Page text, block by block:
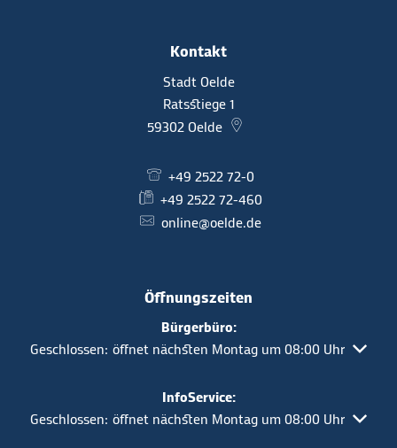
Kontakt
Stadt Oelde
Ratsstiege 1
59302 Oelde
+49 2522 72-0
+49 2522 72-460
online@oelde.de
Öffnungszeiten
Bürgerbüro:
Klicken, um weitere Öffnungs- oder Schließzeiten
Geschlossen: öffnet nächsten Montag um 08:00 Uhr
InfoService:
Klicken, um weitere Öffnungs- oder Schließzeiten
Geschlossen: öffnet nächsten Montag um 08:00 Uhr